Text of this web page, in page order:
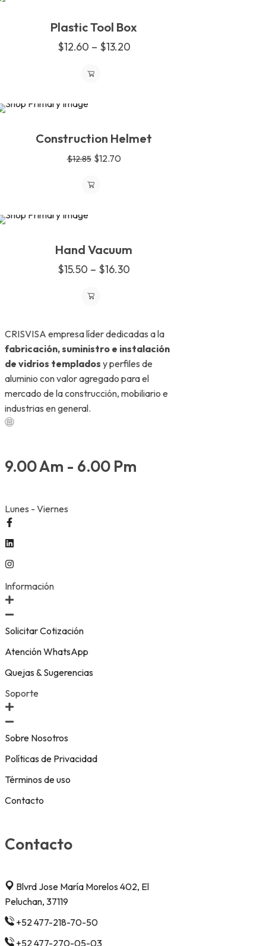
Plastic Tool Box
$12.60 – $13.20
múltiples
Las
opciones
la
página
producto
Construction Helmet
$12.85 Original
was:
$12.70
Hand Vacuum
$15.50 – $16.30
$16.30
producto
múltiples
variantes.
Las
opciones
en
CRISVISA empresa líder dedicadas a la
fabricación, suministro e instalación
de vidrios templados y perfiles de
aluminio con valor agregado para el
mercado de la construcción, mobiliario e
industrias en general.
9.00 Am - 6.00 Pm
Lunes - Viernes
Información
Solicitar Cotización
Atención WhatsApp
Quejas & Sugerencias
Soporte
Sobre Nosotros
Políticas de Privacidad
Términos de uso
Contacto
Contacto
Blvrd Jose María Morelos 402, El
Peluchan, 37119
+52 477-218-70-50
+52 477-270-05-03